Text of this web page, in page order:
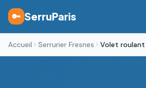
🔑 SerruParis
Accueil Serrurier Fresnes Volet roulant